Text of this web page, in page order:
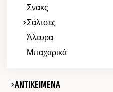
Σνακς
Σάλτσες
Άλευρα
Μπαχαρικά
ΑΝΤΙΚΕΙΜΕΝΑ